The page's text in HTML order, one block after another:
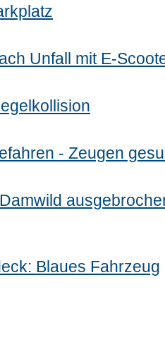
Unfall mit E-
- Zeugen
Blaues Fahrzeug